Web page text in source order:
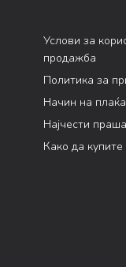
Услови за
продажба
Политика за
Начин на
Најчести
Како да купите